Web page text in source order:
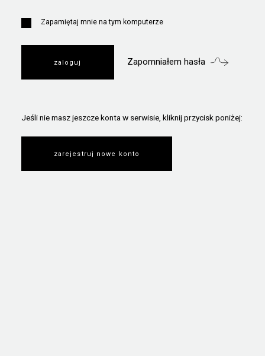
Zapamiętaj mnie na tym komputerze
Zapomniałem hasła
Jeśli nie masz jeszcze konta w serwisie, kliknij przycisk poniżej:
zarejestruj nowe konto